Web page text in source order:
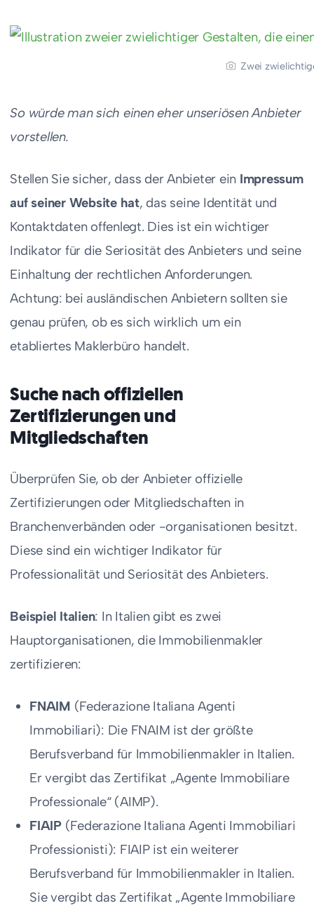
Zwei
So würde man sich einen eher unseriösen Anbieter
vorstellen.
Stellen Sie sicher, dass der Anbieter ein Impressum
auf seiner Website hat, das seine Identität und
Kontaktdaten offenlegt. Dies ist ein wichtiger
Indikator für die Seriosität des Anbieters und seine
Einhaltung der rechtlichen Anforderungen.
Achtung: bei ausländischen Anbietern sollten sie
genau prüfen, ob es sich wirklich um ein
etabliertes Maklerbüro handelt.
Suche nach offiziellen
Zertifizierungen und
Mitgliedschaften
Überprüfen Sie, ob der Anbieter offizielle
Zertifizierungen oder Mitgliedschaften in
Branchenverbänden oder -organisationen besitzt.
Diese sind ein wichtiger Indikator für
Professionalität und Seriosität des Anbieters.
Beispiel Italien: In Italien gibt es zwei
Hauptorganisationen, die Immobilienmakler
zertifizieren:
FNAIM (Federazione Italiana Agenti
Immobiliari): Die FNAIM ist der größte
Berufsverband für Immobilienmakler in Italien.
Er vergibt das Zertifikat „Agente Immobiliare
Professionale“ (AIMP).
FIAIP(Federazione Italiana Agenti Immobiliari
Professionisti): FIAIP ist ein weiterer
Berufsverband für Immobilienmakler in Italien.
Sie vergibt das Zertifikat „Agente Immobiliare